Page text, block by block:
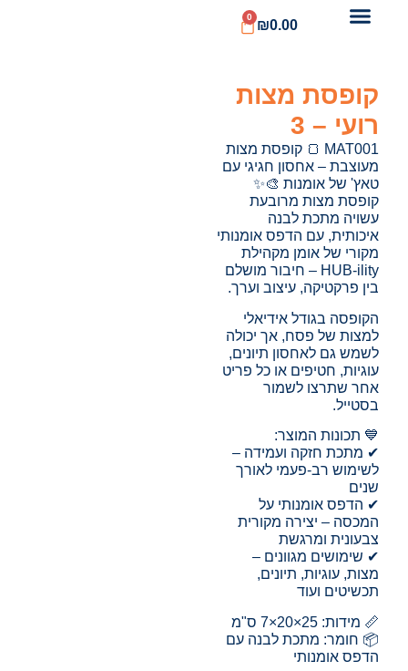
₪0.00
0
קופסת מצות
רועי – 3
MAT001 🍞 קופסת מצות
מעוצבת – אחסון חגיגי עם
טאץ' של אומנות 🎨✨
קופסת מצות מרובעת
עשויה מתכת לבנה
איכותית, עם הדפס אומנותי
מקורי של אומן מקהילת
HUB-ility – חיבור מושלם
בין פרקטיקה, עיצוב וערך.
הקופסה בגודל אידיאלי
למצות של פסח, אך יכולה
לשמש גם לאחסון תיונים,
עוגיות, חטיפים או כל פריט
אחר שתרצו לשמור
בסטייל.
💙 תכונות המוצר:
✔ מתכת חזקה ועמידה –
לשימוש רב-פעמי לאורך
שנים
✔ הדפס אומנותי על
המכסה – יצירה מקורית
צבעונית ומרגשת
✔ שימושים מגוונים –
מצות, עוגיות, תיונים,
תכשיטים ועוד
📏 מידות: 25×20×7 ס"מ
📦 חומר: מתכת לבנה עם
הדפס אומנותי